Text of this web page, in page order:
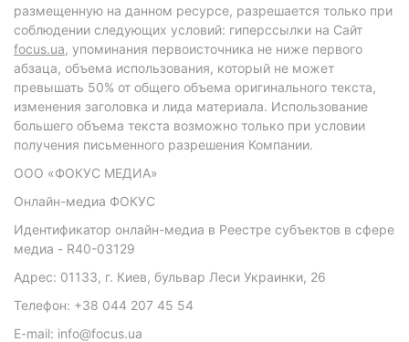
размещенную на данном ресурсе, разрешается только при
соблюдении следующих условий: гиперссылки на Сайт
focus.ua, упоминания первоисточника не ниже первого
абзаца, объема использования, который не может
превышать 50% от общего объема оригинального текста,
изменения заголовка и лида материала. Использование
большего объема текста возможно только при условии
получения письменного разрешения Компании.
ООО «ФОКУС МЕДИА»
Онлайн-медиа ФОКУС
Идентификатор онлайн-медиа в Реестре субъектов в сфере
медиа - R40-03129
Адрес: 01133, г. Киев, бульвар Леси Украинки, 26
Телефон: +38 044 207 45 54
E-mail: info@focus.ua